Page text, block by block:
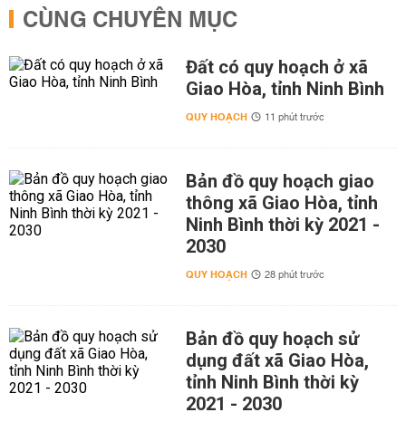
CÙNG CHUYÊN MỤC
Đất có quy hoạch ở xã
Giao Hòa, tỉnh Ninh Bình
QUY HOẠCH 11 phút trước
Bản đồ quy hoạch giao
thông xã Giao Hòa, tỉnh
Ninh Bình thời kỳ 2021 -
2030
QUY HOẠCH 28 phút trước
Bản đồ quy hoạch sử
dụng đất xã Giao Hòa,
tỉnh Ninh Bình thời kỳ
2021 - 2030